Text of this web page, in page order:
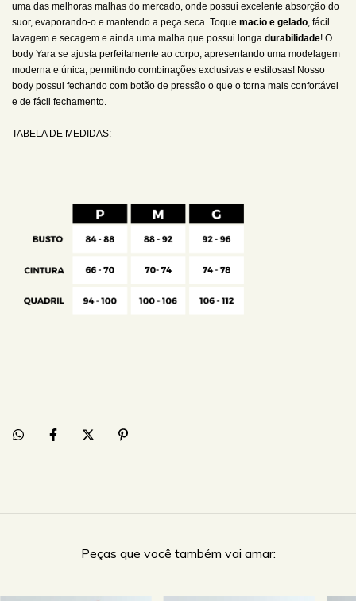
uma das melhoras malhas do mercado, onde possui excelente absorção do
suor, evaporando-o e mantendo a peça seca. Toque macio e gelado, fácil
lavagem e secagem e ainda uma malha que possui longa durabilidade! O
body Yara se ajusta perfeitamente ao corpo, apresentando uma modelagem
moderna e única, permitindo combinações exclusivas e estilosas! Nosso
body possui fechando com botão de pressão o que o torna mais confortável
e de fácil fechamento.
TABELA DE MEDIDAS:
Peças que você também vai amar: